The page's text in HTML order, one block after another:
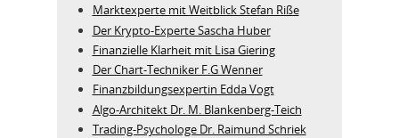
Marktexperte mit Weitblick Stefan Riße
Der Krypto-Experte Sascha Huber
Finanzielle Klarheit mit Lisa Giering
Der Chart-Techniker F.G Wenner
Finanzbildungsexpertin Edda Vogt
Algo‑Architekt Dr. M. Blankenberg‑Teich
Trading-Psychologe Dr. Raimund Schriek